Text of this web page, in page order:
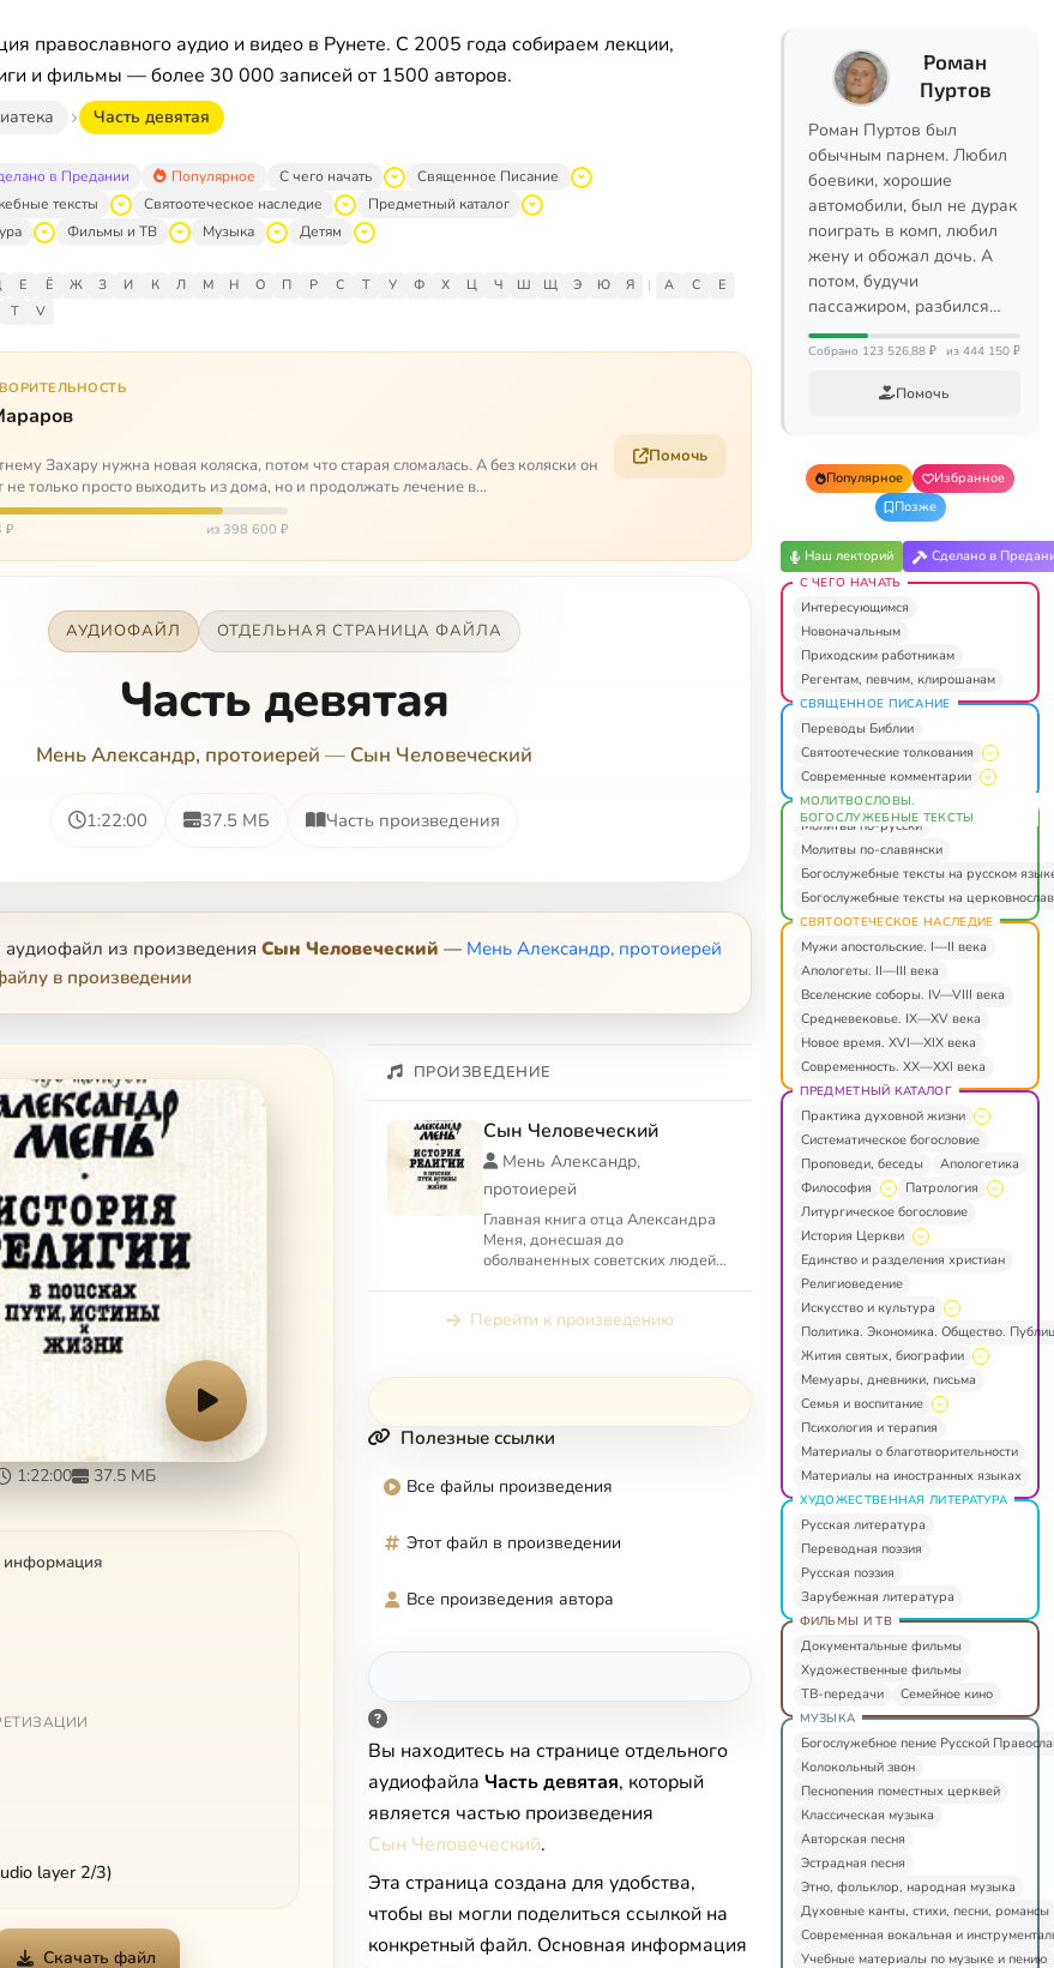
православного аудио и видео в Рунете. С 2005 года собираем лекции,
и фильмы — более 30 000 записей от 1500 авторов.
Часть девятая
в Предании Популярное С чего начать
Священное Писание
тексты
Святоотеческое наследие
Предметный каталог
Фильмы и ТВ Музыка Детям
Е Ё Ж З И К Л М Н О П Р С Т У Ф Х Ц Ч Ш Щ Э Ю Я | A C
E
T V
Захару нужна новая коляска, потом что старая сломалась. А без коляски он
не только просто выходить из дома, но и продолжать лечение в
центр…
₽ из 398 600 ₽
Помочь
АУДИОФАЙЛ ОТДЕЛЬНАЯ СТРАНИЦА ФАЙЛА
Часть девятая
Мень Александр, протоиерей — Сын Человеческий
1:22:00 37.5 МБ Часть произведения
из произведения Сын Человеческий — Мень Александр, протоиерей
в произведении
1:22:00 37.5 МБ
информация
layer 2/3)
Скачать файл
ПРОИЗВЕДЕНИЕ
Сын Человеческий
Мень Александр,
протоиерей
Главная книга отца Александра
Меня, донесшая до
оболваненных советских людей
из лучших книг для зна...
Перейти к произведению
Полезные ссылки
Все файлы произведения
Этот файл в произведении
Все произведения автора
Вы находитесь на странице отдельного
аудиофайла Часть девятая, который
является частью произведения
Сын Человеческий.
Эта страница создана для удобства,
чтобы вы могли поделиться ссылкой на
конкретный файл. Основная информация
Роман
Пуртов
Роман Пуртов был
обычным парнем. Любил
боевики, хорошие
автомобили, был не дурак
поиграть в комп, любил
жену и обожал дочь. А
потом, будучи
пассажиром, разбился…
Собрано 123 526,88 ₽ из 444 150 ₽
Помочь
Популярное
Избранное
Позже
Наш лекторий Сделано в
С ЧЕГО НАЧАТЬ
Интересующимся
Новоначальным
Приходским работникам
Регентам, певчим, клирошанам
СВЯЩЕННОЕ ПИСАНИЕ
Переводы Библии
Святоотеческие толкования
Современные комментарии
МОЛИТВОСЛОВЫ.
БОГОСЛУЖЕБНЫЕ ТЕКСТЫ
Молитвы по-русски
Молитвы по-славянски
Богослужебные тексты на русском
Богослужебные тексты на
СВЯТООТЕЧЕСКОЕ НАСЛЕДИЕ
Мужи апостольские. I—II века
Апологеты. II—III века
Вселенские соборы. IV—VIII века
Средневековье. IX—XV века
Новое время. XVI—XIX века
Современность. XX—XXI века
ПРЕДМЕТНЫЙ КАТАЛОГ
Практика духовной жизни
Систематическое богословие
Проповеди, беседы
Апологетика
Философия
Патрология
Литургическое богословие
История Церкви
Единство и разделения христиан
Религиоведение
Искусство и культура
Политика. Экономика. Общество.
Жития святых, биографии
Мемуары, дневники, письма
Семья и воспитание
Психология и терапия
Материалы о благотворительности
Материалы на иностранных языках
ХУДОЖЕСТВЕННАЯ ЛИТЕРАТУРА
Русская литература
Переводная поэзия
Русская поэзия
Зарубежная литература
ФИЛЬМЫ И ТВ
Документальные фильмы
Художественные фильмы
ТВ-передачи
Семейное кино
МУЗЫКА
Богослужебное пение Русской
Колокольный звон
Песнопения поместных церквей
Классическая музыка
Авторская песня
Эстрадная песня
Этно, фольклор, народная музыка
Духовные канты, стихи, песни, романсы
Современная вокальная и
Учебные материалы по музыке и пению